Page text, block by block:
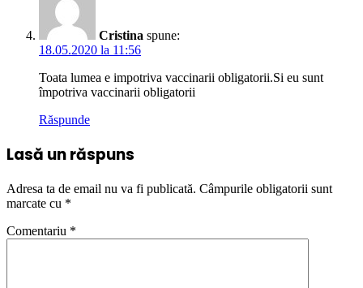
Cristina spune:
18.05.2020 la 11:56
Toata lumea e impotriva vaccinarii obligatorii.Si eu sunt
împotriva vaccinarii obligatorii
Răspunde
Lasă un răspuns
Adresa ta de email nu va fi publicată. Câmpurile obligatorii sunt
marcate cu *
Comentariu *